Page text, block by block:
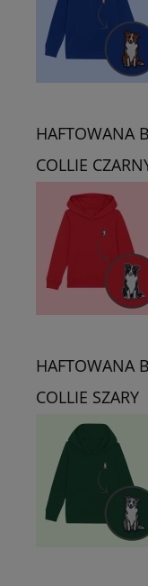
HAFTOWANA
COLLIE
HAFTOWANA
COLLIE SZARY